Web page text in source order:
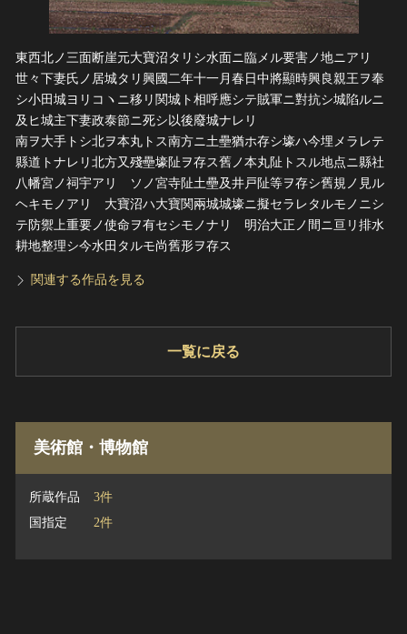
東西北ノ三面断崖元大寶沼タリシ水面ニ臨メル要害ノ地ニアリ
世々下妻氏ノ居城タリ興國二年十一月春日中將顯時興良親王ヲ奉
シ小田城ヨリコヽニ移リ関城ト相呼應シテ賊軍ニ對抗シ城陷ルニ
及ヒ城主下妻政泰節ニ死シ以後廢城ナレリ
南ヲ大手トシ北ヲ本丸トス南方ニ土壘猶ホ存シ壕ハ今埋メラレテ
縣道トナレリ北方又殘壘壕阯ヲ存ス舊ノ本丸阯トスル地点ニ縣社
八幡宮ノ祠宇アリ ソノ宮寺阯土壘及井戸阯等ヲ存シ舊規ノ見ル
ヘキモノアリ 大寶沼ハ大寶関兩城城壕ニ擬セラレタルモノニシ
テ防禦上重要ノ使命ヲ有セシモノナリ 明治大正ノ間ニ亘リ排水
耕地整理シ今水田タルモ尚舊形ヲ存ス
関連する作品を見る
一覧に戻る
美術館・博物館
所蔵作品
3件
国指定
2件